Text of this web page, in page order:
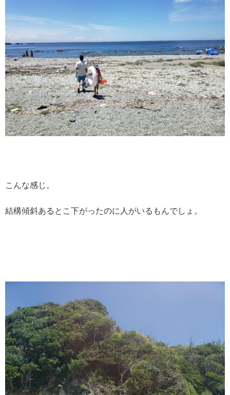
こんな感じ。
結構傾斜あるとこ下がったのに人がいるもんでしょ。